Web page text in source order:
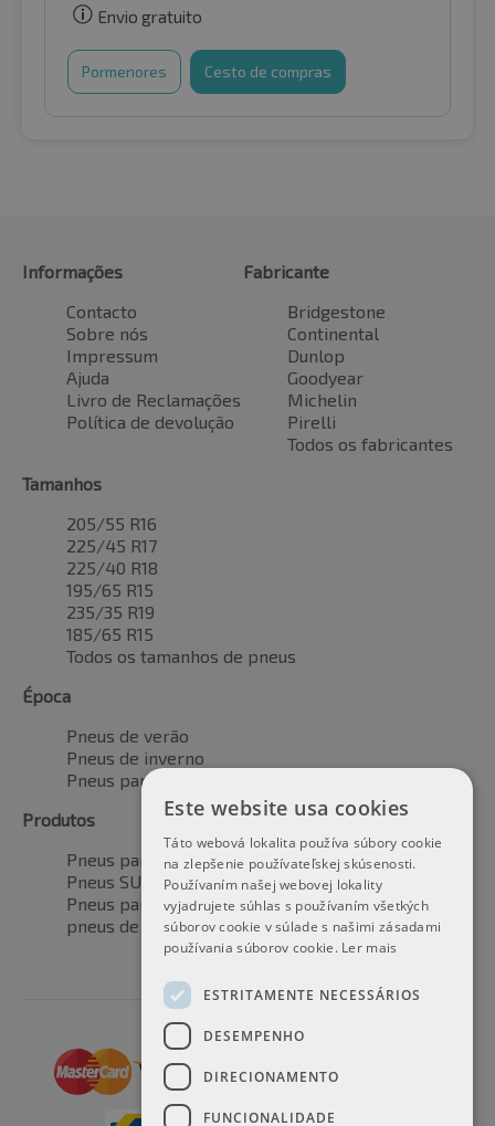
Envio gratuito
Pormenores Cesto de compras
Informações
Contacto
Sobre nós
Impressum
Ajuda
Livro de Reclamações
Política de devolução
Fabricante
Bridgestone
Continental
Dunlop
Goodyear
Michelin
Pirelli
Todos os fabricantes
Tamanhos
205/55 R16
225/45 R17
225/40 R18
195/65 R15
235/35 R19
185/65 R15
Todos os tamanhos de pneus
Época
Pneus de verão
Pneus de inverno
Pneus para todas as estações
Produtos
Pneus para automóveis
Pneus SUV / 4x4
Pneus para veículos de transporte
pneus de motocicleta
Este website usa cookies
Táto webová lokalita používa súbory cookie
na zlepšenie používateľskej skúsenosti.
Používaním našej webovej lokality
vyjadrujete súhlas s používaním všetkých
súborov cookie v súlade s našimi zásadami
používania súborov cookie. Ler mais
ESTRITAMENTE NECESSÁRIOS
DESEMPENHO
DIRECIONAMENTO
FUNCIONALIDADE